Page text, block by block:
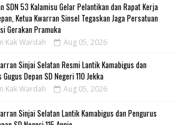
SDN 53 Kalamisu Gelar Pelantikan dan Rapat Kerja
Ketua Kwarran Sinsel Tegaskan Jaga Persatuan
Gerakan Pramuka
Kak Wardah Aug 05, 2026
Sinjai Selatan Resmi Lantik Kamabigus dan
Depan SD Negeri 110 Jekka
Kak Wardah Aug 05, 2026
Sinjai Selatan Lantik Kamabigus dan Pengurus